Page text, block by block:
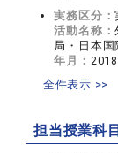
実務区分：
活動名称：
局・日本国
年月：
全件表示 >>
担当授業科